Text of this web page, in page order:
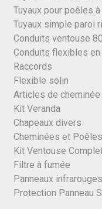
Tuyaux pour poêles
Tuyaux simple paroi
Conduits ventouse
Conduits flexibles en
Raccords
Flexible solin
Articles de cheminée
Kit Veranda
Chapeaux divers
Cheminées et Poêles
Kit Ventouse
Filtre à fumée
Panneaux infrarouges
Protection Panneau